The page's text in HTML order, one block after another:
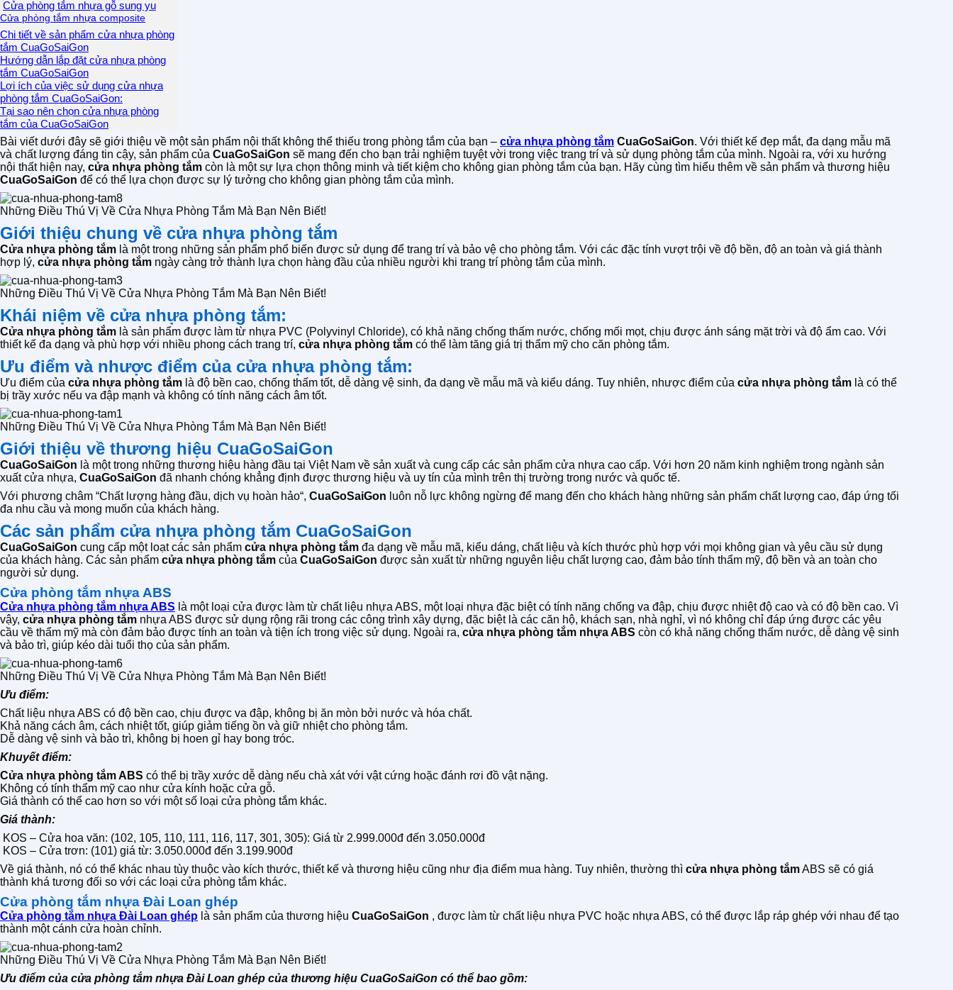
Cửa phòng tắm nhựa gỗ sung yu
Cửa phòng tắm nhựa composite
Chi tiết về sản phẩm cửa nhựa phòng
tắm CuaGoSaiGon
Hướng dẫn lắp đặt cửa nhựa phòng
tắm CuaGoSaiGon
Lợi ích của việc sử dụng cửa nhựa
phòng tắm CuaGoSaiGon:
Tại sao nên chọn cửa nhựa phòng
tắm của CuaGoSaiGon
Bài viết dưới đây sẽ giới thiệu về một sản phẩm nội thất không thể thiếu trong phòng tắm của bạn – cửa nhựa phòng tắm CuaGoSaiGon. Với thiết kế đẹp mắt, đa dạng mẫu mã
và chất lượng đáng tin cậy, sản phẩm của CuaGoSaiGon sẽ mang đến cho bạn trải nghiệm tuyệt vời trong việc trang trí và sử dụng phòng tắm của mình. Ngoài ra, với xu hướng
nội thất hiện nay, cửa nhựa phòng tắm còn là một sự lựa chọn thông minh và tiết kiệm cho không gian phòng tắm của bạn. Hãy cùng tìm hiểu thêm về sản phẩm và thương hiệu
CuaGoSaiGon để có thể lựa chọn được sự lý tưởng cho không gian phòng tắm của mình.
Những Điều Thú Vị Về Cửa Nhựa Phòng Tắm Mà Bạn Nên Biết!
Giới thiệu chung về cửa nhựa phòng tắm
Cửa nhựa phòng tắm là một trong những sản phẩm phổ biến được sử dụng để trang trí và bảo vệ cho phòng tắm. Với các đặc tính vượt trội về độ bền, độ an toàn và giá thành
hợp lý, cửa nhựa phòng tắm ngày càng trở thành lựa chọn hàng đầu của nhiều người khi trang trí phòng tắm của mình.
Những Điều Thú Vị Về Cửa Nhựa Phòng Tắm Mà Bạn Nên Biết!
Khái niệm về cửa nhựa phòng tắm:
Cửa nhựa phòng tắm là sản phẩm được làm từ nhựa PVC (Polyvinyl Chloride), có khả năng chống thấm nước, chống mối mọt, chịu được ánh sáng mặt trời và độ ẩm cao. Với
thiết kế đa dạng và phù hợp với nhiều phong cách trang trí, cửa nhựa phòng tắm có thể làm tăng giá trị thẩm mỹ cho căn phòng tắm.
Ưu điểm và nhược điểm của cửa nhựa phòng tắm:
Ưu điểm của cửa nhựa phòng tắm là độ bền cao, chống thấm tốt, dễ dàng vệ sinh, đa dạng về mẫu mã và kiểu dáng. Tuy nhiên, nhược điểm của cửa nhựa phòng tắm là có thể
bị trầy xước nếu va đập mạnh và không có tính năng cách âm tốt.
Những Điều Thú Vị Về Cửa Nhựa Phòng Tắm Mà Bạn Nên Biết!
Giới thiệu về thương hiệu CuaGoSaiGon
CuaGoSaiGon là một trong những thương hiệu hàng đầu tại Việt Nam về sản xuất và cung cấp các sản phẩm cửa nhựa cao cấp. Với hơn 20 năm kinh nghiệm trong ngành sản
xuất cửa nhựa, CuaGoSaiGon đã nhanh chóng khẳng định được thương hiệu và uy tín của mình trên thị trường trong nước và quốc tế.
Với phương châm “Chất lượng hàng đầu, dịch vụ hoàn hảo“, CuaGoSaiGon luôn nỗ lực không ngừng để mang đến cho khách hàng những sản phẩm chất lượng cao, đáp ứng tối
đa nhu cầu và mong muốn của khách hàng.
Các sản phẩm cửa nhựa phòng tắm CuaGoSaiGon
CuaGoSaiGon cung cấp một loạt các sản phẩm cửa nhựa phòng tắm đa dạng về mẫu mã, kiểu dáng, chất liệu và kích thước phù hợp với mọi không gian và yêu cầu sử dụng
của khách hàng. Các sản phẩm cửa nhựa phòng tắm của CuaGoSaiGon được sản xuất từ những nguyên liệu chất lượng cao, đảm bảo tính thẩm mỹ, độ bền và an toàn cho
người sử dụng.
Cửa phòng tắm nhựa ABS
Cửa nhựa phòng tắm nhựa ABS là một loại cửa được làm từ chất liệu nhựa ABS, một loại nhựa đặc biệt có tính năng chống va đập, chịu được nhiệt độ cao và có độ bền cao. Vì
vậy, cửa nhựa phòng tắm nhựa ABS được sử dụng rộng rãi trong các công trình xây dựng, đặc biệt là các căn hộ, khách sạn, nhà nghỉ, vì nó không chỉ đáp ứng được các yêu
cầu về thẩm mỹ mà còn đảm bảo được tính an toàn và tiện ích trong việc sử dụng. Ngoài ra, cửa nhựa phòng tắm nhựa ABS còn có khả năng chống thấm nước, dễ dàng vệ sinh
và bảo trì, giúp kéo dài tuổi thọ của sản phẩm.
Những Điều Thú Vị Về Cửa Nhựa Phòng Tắm Mà Bạn Nên Biết!
Ưu điểm:
Chất liệu nhựa ABS có độ bền cao, chịu được va đập, không bị ăn mòn bởi nước và hóa chất.
Khả năng cách âm, cách nhiệt tốt, giúp giảm tiếng ồn và giữ nhiệt cho phòng tắm.
Dễ dàng vệ sinh và bảo trì, không bị hoen gỉ hay bong tróc.
Khuyết điểm:
Cửa nhựa phòng tắm ABS có thể bị trầy xước dễ dàng nếu chà xát với vật cứng hoặc đánh rơi đồ vật nặng.
Không có tính thẩm mỹ cao như cửa kính hoặc cửa gỗ.
Giá thành có thể cao hơn so với một số loại cửa phòng tắm khác.
Giá thành:
KOS – Cửa hoa văn: (102, 105, 110, 111, 116, 117, 301, 305): Giá từ 2.999.000đ đến 3.050.000đ
KOS – Cửa trơn: (101) giá từ: 3.050.000đ đến 3.199.900đ
Về giá thành, nó có thể khác nhau tùy thuộc vào kích thước, thiết kế và thương hiệu cũng như địa điểm mua hàng. Tuy nhiên, thường thì cửa nhựa phòng tắmABS sẽ có giá
thành khá tương đối so với các loại cửa phòng tắm khác.
Cửa phòng tắm nhựa Đài Loan ghép
Cửa phòng tắm nhựa Đài Loan ghép là sản phẩm của thương hiệu CuaGoSaiGon , được làm từ chất liệu nhựa PVC hoặc nhựa ABS, có thể được lắp ráp ghép với nhau để tạo
thành một cánh cửa hoàn chỉnh.
Những Điều Thú Vị Về Cửa Nhựa Phòng Tắm Mà Bạn Nên Biết!
Ưu điểm của cửa phòng tắm nhựa Đài Loan ghép của thương hiệu CuaGoSaiGon có thể bao gồm: